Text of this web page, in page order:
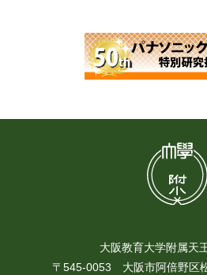
大阪教育大学附属天
〒545-0053 大阪市阿倍野区